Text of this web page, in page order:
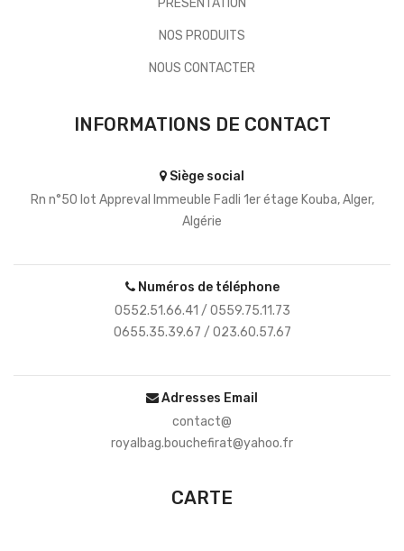
PRÉSENTATION
NOS PRODUITS
NOUS CONTACTER
INFORMATIONS DE CONTACT
Siège social
Rn n°50 lot Appreval Immeuble Fadli 1er étage Kouba, Alger,
Algérie
Numéros de téléphone
0552.51.66.41 / 0559.75.11.73
0655.35.39.67 / 023.60.57.67
Adresses Email
contact@
royalbag.bouchefirat@yahoo.fr
CARTE